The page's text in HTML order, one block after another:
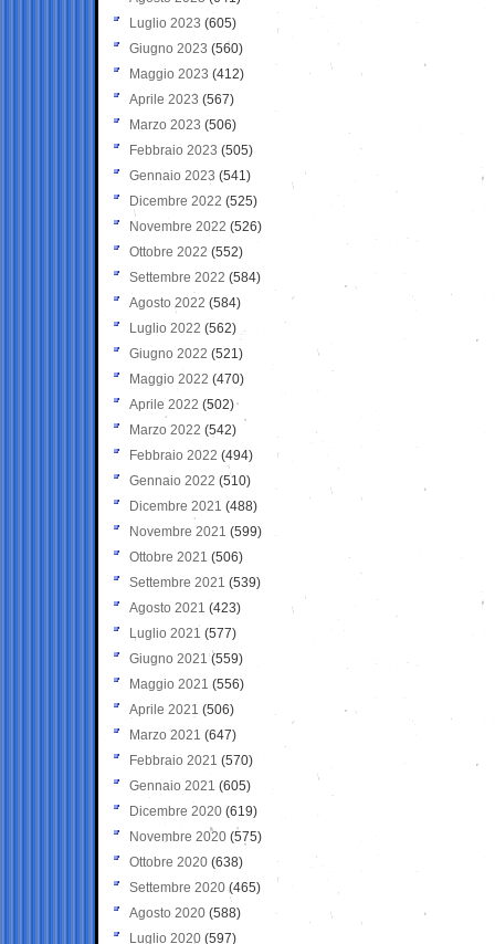
Luglio 2023 (605)
Giugno 2023 (560)
Maggio 2023 (412)
Aprile 2023 (567)
Marzo 2023 (506)
Febbraio 2023 (505)
Gennaio 2023 (541)
Dicembre 2022 (525)
Novembre 2022 (526)
Ottobre 2022 (552)
Settembre 2022 (584)
Agosto 2022 (584)
Luglio 2022 (562)
Giugno 2022 (521)
Maggio 2022 (470)
Aprile 2022 (502)
Marzo 2022 (542)
Febbraio 2022 (494)
Gennaio 2022 (510)
Dicembre 2021 (488)
Novembre 2021 (599)
Ottobre 2021 (506)
Settembre 2021 (539)
Agosto 2021 (423)
Luglio 2021 (577)
Giugno 2021(559)
Maggio 2021 (556)
Aprile 2021 (506)
Marzo 2021 (647)
Febbraio 2021 (570)
Gennaio 2021 (605)
Dicembre 2020 (619)
Novembre 2020 (575)
Ottobre 2020 (638)
Settembre 2020(465)
Agosto 2020 (588)
Luglio 2020 (597)